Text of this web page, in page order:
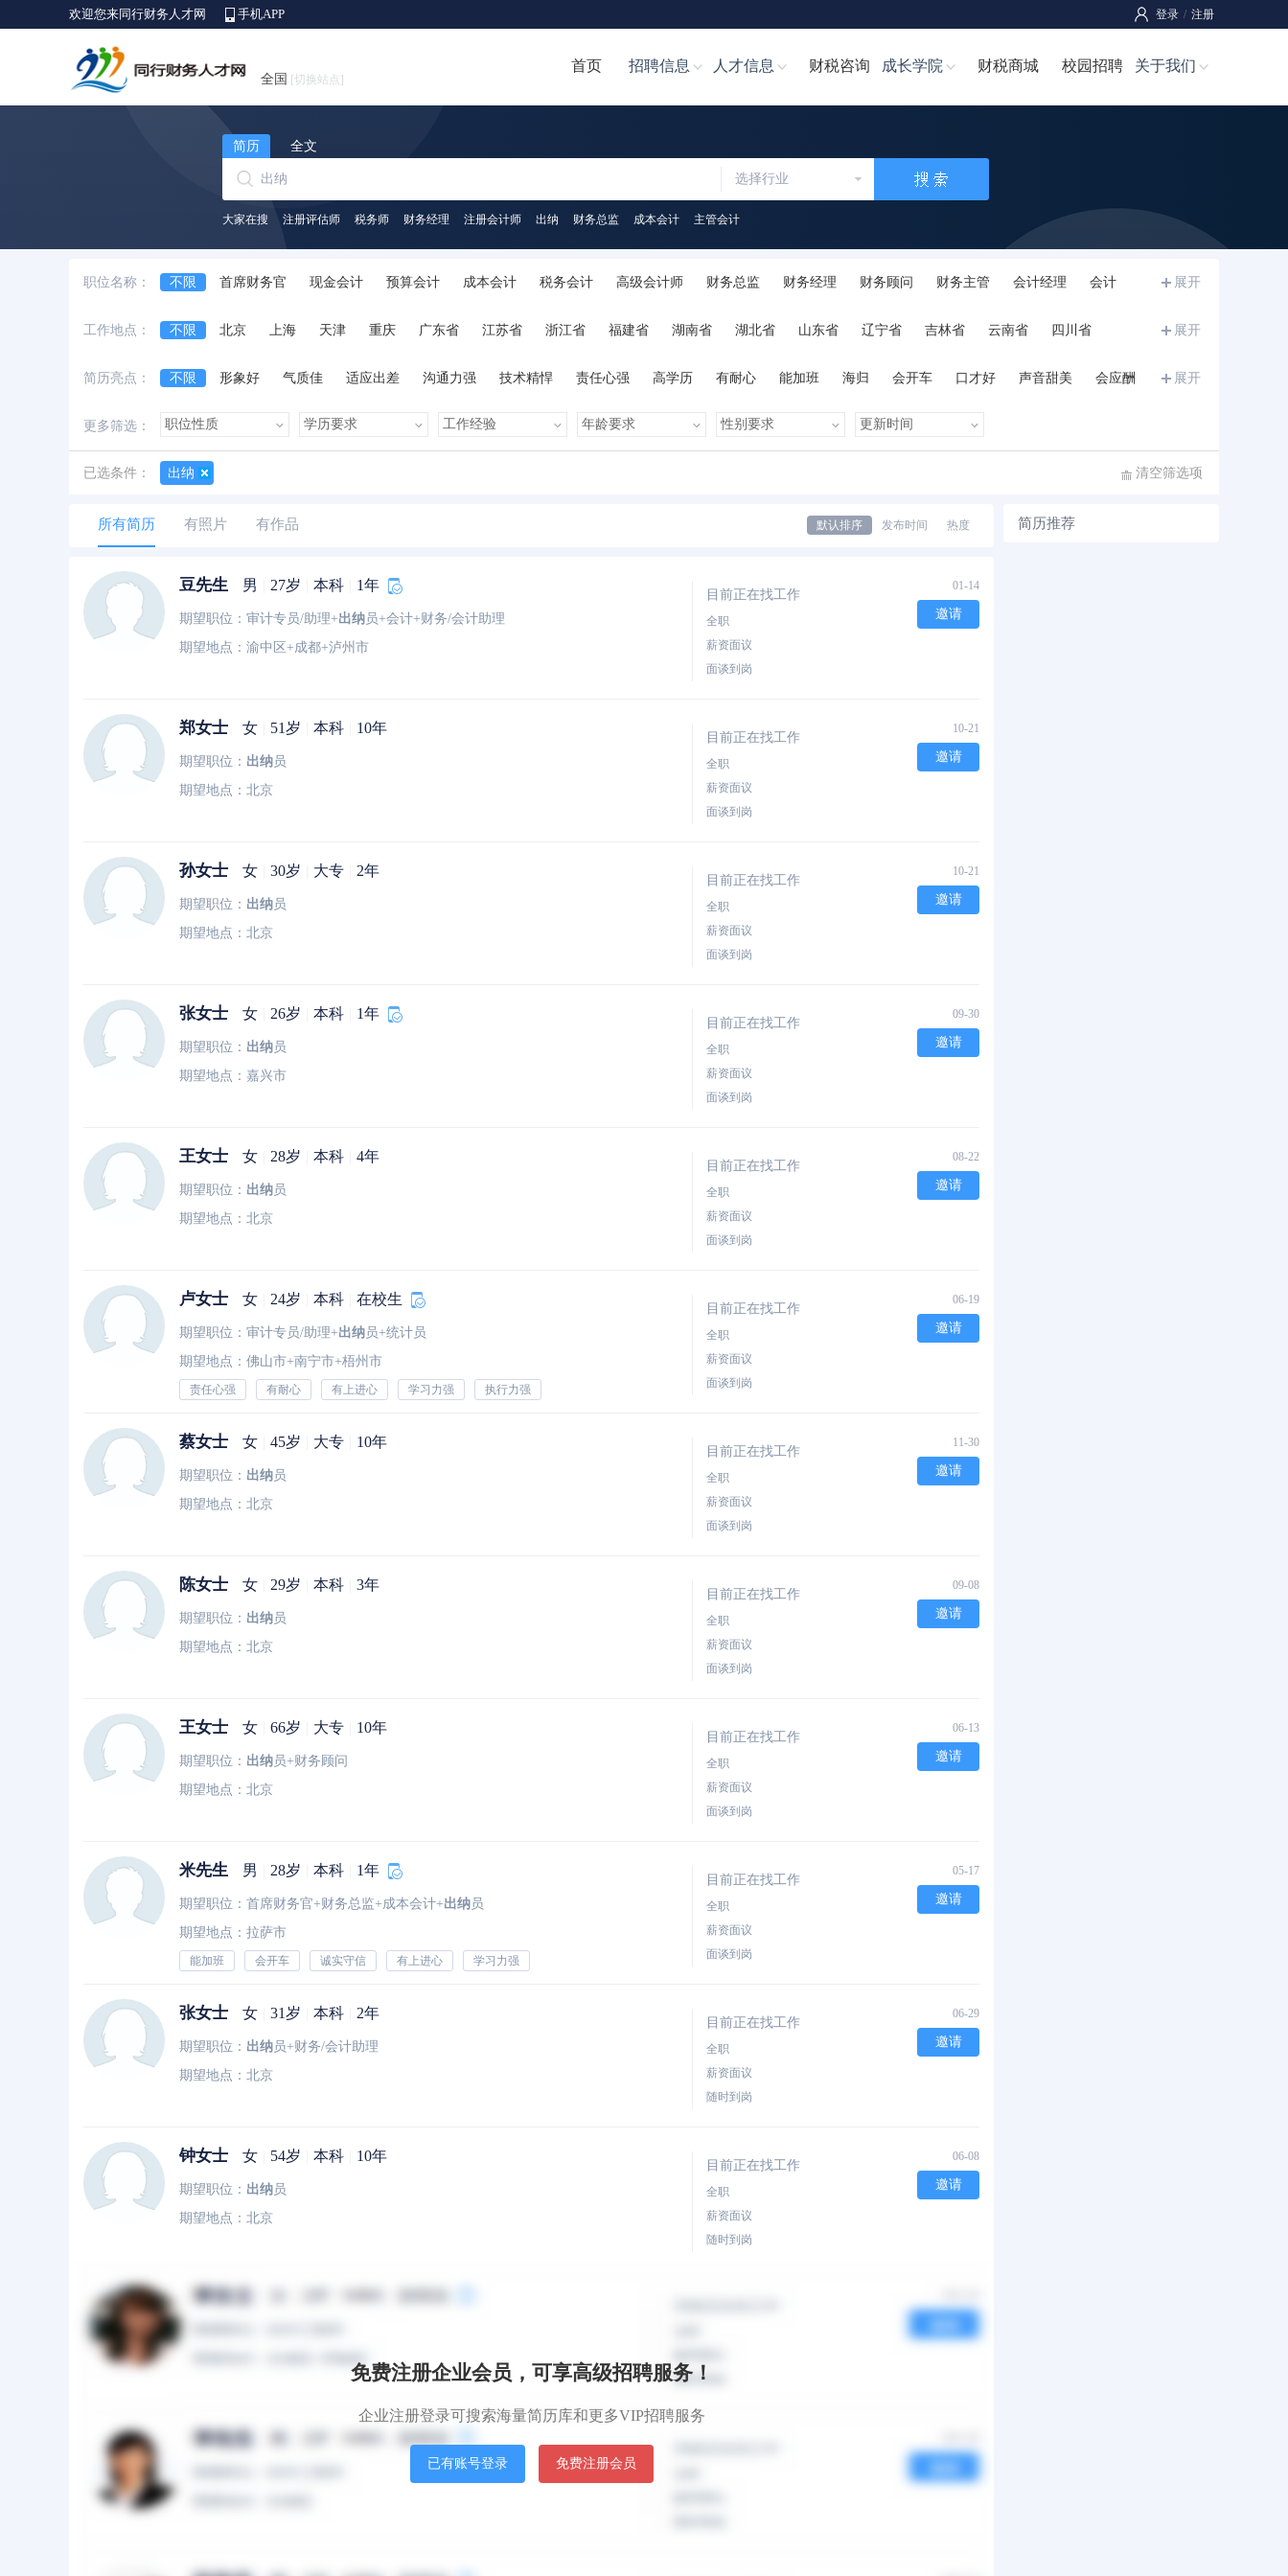
欢迎您来同行财务人才网 手机APP 登录 / 注册
全国 [切换站点]
首页 招聘信息 人才信息 财税咨询 成长学院 财税商城 校园招聘 关于我们
简历 全文
选择行业
大家在搜 注册评估师 税务师 财务经理 注册会计师 出纳 财务总监 成本会计 主管会计
职位名称： 不限 首席财务官 现金会计 预算会计 成本会计 税务会计 高级会计师 财务总监 财务经理 财务顾问 财务主管 会计经理
会计
中级会计师
审计经理/主管 审计专员/助理 税务经理 税务专员/助理 统计员 其他职位
展开
工作地点： 不限 北京 上海 天津 重庆 广东省 江苏省 浙江省 福建省 湖南省 湖北省 山东省 辽宁省 吉林省 云南省
四川省
台湾省
香港 澳门 国外
展开
简历亮点： 不限 形象好 气质佳 适应出差 沟通力强 技术精悍 责任心强 高学历 有耐心 能加班 海归 会开车 口才好 声音甜美
会应酬
展开
更多筛选：
已选条件： 出纳 清空筛选项
所有简历 有照片 有作品 默认排序 发布时间 热度
豆先生 男 27岁 本科 1年
期望职位：审计专员/助理+出纳员+会计+财务/会计助理
期望地点：渝中区+成都+泸州市
目前正在找工作
全职
薪资面议
面谈到岗
01-14
邀请
郑女士 女 51岁 本科 10年
期望职位： 出纳员
期望地点：北京
目前正在找工作
全职
薪资面议
面谈到岗
10-21
邀请
孙女士 女 30岁 大专 2年
期望职位： 出纳员
期望地点：北京
目前正在找工作
全职
薪资面议
面谈到岗
10-21
邀请
张女士 女 26岁 本科 1年
期望职位： 出纳员
期望地点：嘉兴市
目前正在找工作
全职
薪资面议
面谈到岗
09-30
邀请
王女士 女 28岁 本科 4年
期望职位： 出纳员
期望地点：北京
目前正在找工作
全职
薪资面议
面谈到岗
08-22
邀请
卢女士 女 24岁 本科 在校生
期望职位：审计专员/助理+出纳员+统计员
期望地点：佛山市+南宁市+梧州市
责任心强 有耐心 有上进心 学习力强 执行力强
目前正在找工作
全职
薪资面议
面谈到岗
06-19
邀请
蔡女士 女 45岁 大专 10年
期望职位： 出纳员
期望地点：北京
目前正在找工作
全职
薪资面议
面谈到岗
11-30
邀请
陈女士 女 29岁 本科 3年
期望职位： 出纳员
期望地点：北京
目前正在找工作
全职
薪资面议
面谈到岗
09-08
邀请
王女士 女 66岁 大专 10年
期望职位： 出纳员+财务顾问
期望地点：北京
目前正在找工作
全职
薪资面议
面谈到岗
06-13
邀请
米先生 男 28岁 本科 1年
期望职位：首席财务官+财务总监+成本会计+出纳员
期望地点：拉萨市
能加班 会开车 诚实守信 有上进心 学习力强
目前正在找工作
全职
薪资面议
面谈到岗
05-17
邀请
张女士 女 31岁 本科 2年
期望职位： 出纳员+财务/会计助理
期望地点：北京
目前正在找工作
全职
薪资面议
随时到岗
06-29
邀请
钟女士 女 54岁 本科 10年
期望职位： 出纳员
期望地点：北京
目前正在找工作
全职
薪资面议
随时到岗
06-08
邀请
周女士
聂先生
免费注册企业会员，可享高级招聘服务！
企业注册登录可搜索海量简历库和更多VIP招聘服务
已有账号登录 免费注册会员
简历推荐